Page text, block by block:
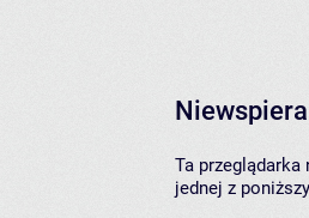
Ta
jednej z